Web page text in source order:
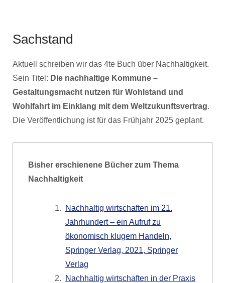
Sachstand
Aktuell schreiben wir das 4te Buch über Nachhaltigkeit.
Sein Titel: Die nachhaltige Kommune –
Gestaltungsmacht nutzen für Wohlstand und
Wohlfahrt im Einklang mit dem Weltzukunftsvertrag.
Die Veröffentlichung ist für das Frühjahr 2025 geplant.
Bisher erschienene Bücher zum Thema
Nachhaltigkeit
Nachhaltig wirtschaften im 21.
Jahrhundert – ein Aufruf zu
ökonomisch klugem Handeln,
Springer Verlag, 2021, Springer
Verlag
Nachhaltig wirtschaften in der Praxis